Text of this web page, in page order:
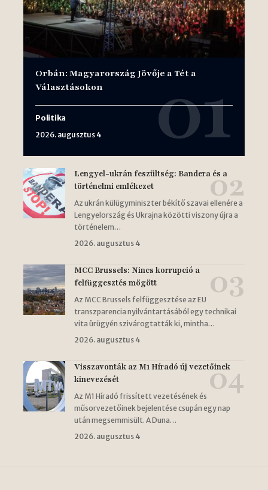
Orbán: Magyarország Jövője a Tét a
Választásokon
Politika
2026. augusztus 4
Lengyel-ukrán feszültség: Bandera és a
történelmi emlékezet
Az ukrán külügyminiszter békítő szavai ellenére a
Lengyelország és Ukrajna közötti viszony újra a
történelem…
2026. augusztus 4
MCC Brussels: Nincs korrupció a
felfüggesztés mögött
Az MCC Brussels felfüggesztése az EU
transzparencia nyilvántartásából egy technikai
vita ürügyén szivárogtatták ki, mintha…
2026. augusztus 4
Visszavonták az M1 Híradó új vezetőinek
kinevezését
Az M1 Híradó frissített vezetésének és
műsorvezetőinek bejelentése csupán egy nap
után megsemmisült. A Duna…
2026. augusztus 4